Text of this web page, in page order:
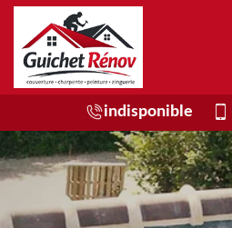
indisponible